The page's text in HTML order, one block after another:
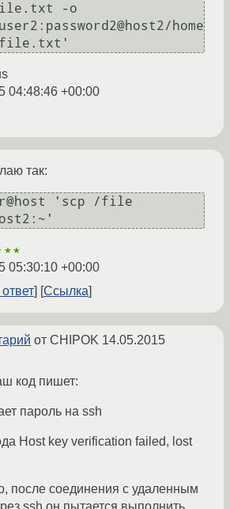
-o
home
04:48:46 +00:00
так:
'scp /file
05:30:10 +00:00
Ссылка
от CHIPOK 14.05.2015
код пишет:
пароль на ssh
Host key verification failed, lost
после соединения с удаленным